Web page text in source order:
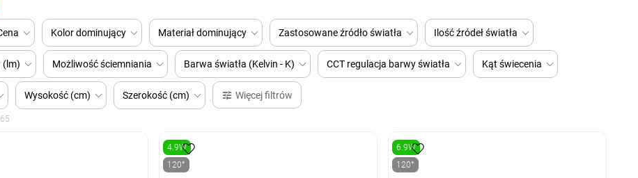
Kolor dominujący Materiał dominujący Zastosowane źródło światła Ilość źródeł światła
(lm) Możliwość ściemniania Barwa światła (Kelvin - K) CCT regulacja barwy światła Kąt świecenia
Wysokość (cm) Szerokość (cm) Więcej filtrów
4.9W
120°
6.9W
120°